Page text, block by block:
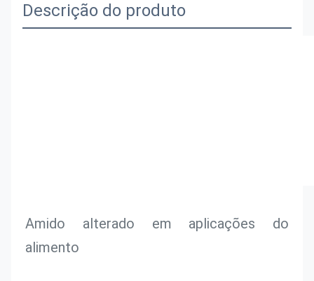
Descrição do produto
Amido alterado em aplicações do
alimento